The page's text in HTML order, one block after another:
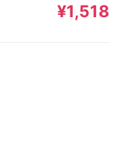
¥1,518